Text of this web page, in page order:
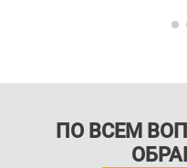
ПО ВСЕМ